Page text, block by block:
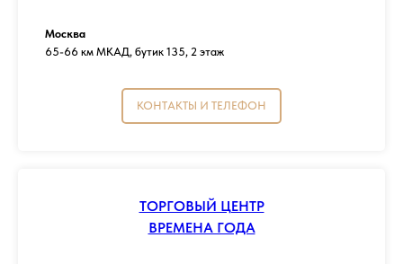
Москва
65-66 км МКАД, бутик 135, 2 этаж
КОНТАКТЫ И ТЕЛЕФОН
ТОРГОВЫЙ ЦЕНТР
ВРЕМЕНА ГОДА